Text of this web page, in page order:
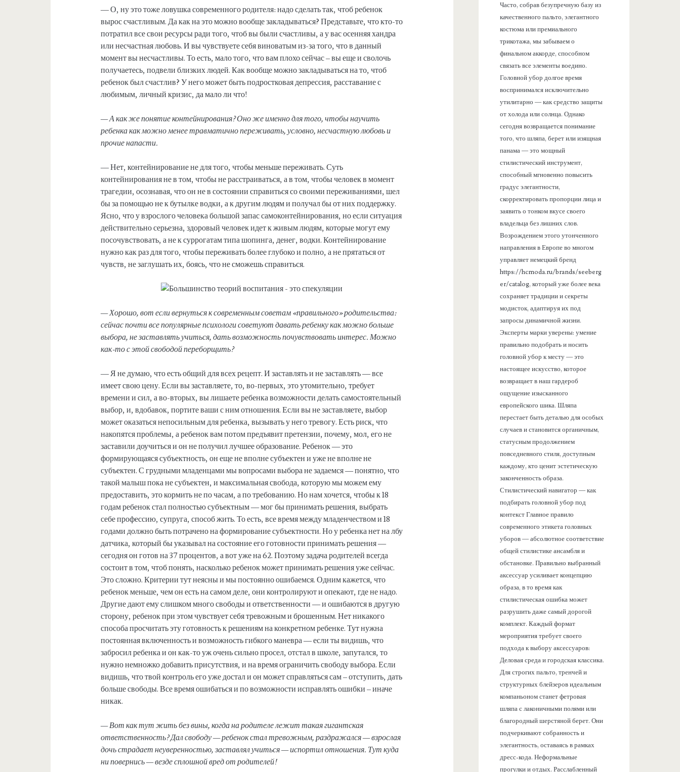
— О, ну это тоже ловушка современного родителя: надо сделать так, чтоб ребенок
вырос счастливым. Да как на это можно вообще закладываться? Представьте, что кто-то
потратил все свои ресурсы ради того, чтоб вы были счастливы, а у вас осенняя хандра
или несчастная любовь. И вы чувствуете себя виноватым из-за того, что в данный
момент вы несчастливы. То есть, мало того, что вам плохо сейчас – вы еще и сволочь
получаетесь, подвели близких людей. Как вообще можно закладываться на то, чтоб
ребенок был счастлив? У него может быть подростковая депрессия, расставание с
любимым, личный кризис, да мало ли что!
— А как же понятие контейнирования? Оно же именно для того, чтобы научить
ребенка как можно менее травматично переживать, условно, несчастную любовь и
прочие напасти.
— Нет, контейнирование не для того, чтобы меньше переживать. Суть
контейнирования не в том, чтобы не расстраиваться, а в том, чтобы человек в момент
трагедии, осознавая, что он не в состоянии справиться со своими переживаниями, шел
бы за помощью не к бутылке водки, а к другим людям и получал бы от них поддержку.
Ясно, что у взрослого человека большой запас самоконтейнирования, но если ситуация
действительно серьезна, здоровый человек идет к живым людям, которые могут ему
посочувствовать, а не к суррогатам типа шопинга, денег, водки. Контейнирование
нужно как раз для того, чтобы переживать более глубоко и полно, а не прятаться от
чувств, не заглушать их, боясь, что не сможешь справиться.
— Хорошо, вот если вернуться к современным советам «правильного» родительства:
сейчас почти все популярные психологи советуют давать ребенку как можно больше
выбора, не заставлять учиться, дать возможность почувствовать интерес. Можно
как-то с этой свободой переборщить?
— Я не думаю, что есть общий для всех рецепт. И заставлять и не заставлять — все
имеет свою цену. Если вы заставляете, то, во-первых, это утомительно, требует
времени и сил, а во-вторых, вы лишаете ребенка возможности делать самостоятельный
выбор, и, вдобавок, портите ваши с ним отношения. Если вы не заставляете, выбор
может оказаться непосильным для ребенка, вызывать у него тревогу. Есть риск, что
накопятся проблемы, а ребенок вам потом предъявит претензии, почему, мол, его не
заставили доучиться и он не получил лучшее образование. Ребенок — это
формирующаяся субъектность, он еще не вполне субъектен и уже не вполне не
субъектен. С грудными младенцами мы вопросами выбора не задаемся — понятно, что
такой малыш пока не субъектен, и максимальная свобода, которую мы можем ему
предоставить, это кормить не по часам, а по требованию. Но нам хочется, чтобы к 18
годам ребенок стал полностью субъектным — мог бы принимать решения, выбрать
себе профессию, супруга, способ жить. То есть, все время между младенчеством и 18
годами должно быть потрачено на формирование субъектности. Но у ребенка нет на лбу
датчика, который бы указывал на состояние его готовности принимать решения —
сегодня он готов на 37 процентов, а вот уже на 62. Поэтому задача родителей всегда
состоит в том, чтоб понять, насколько ребенок может принимать решения уже сейчас.
Это сложно. Критерии тут неясны и мы постоянно ошибаемся. Одним кажется, что
ребенок меньше, чем он есть на самом деле, они контролируют и опекают, где не надо.
Другие дают ему слишком много свободы и ответственности — и ошибаются в другую
сторону, ребенок при этом чувствует себя тревожным и брошенным. Нет никакого
способа просчитать эту готовность к решениям на конкретном ребенке. Тут нужна
постоянная включенность и возможность гибкого маневра — если ты видишь, что
забросил ребенка и он как-то уж очень сильно просел, отстал в школе, запутался, то
нужно немножко добавить присутствия, и на время ограничить свободу выбора. Если
видишь, что твой контроль его уже достал и он может справляться сам – отступить, дать
больше свободы. Все время ошибаться и по возможности исправлять ошибки – иначе
никак.
— Вот как тут жить без вины, когда на родителе лежит такая гигантская
ответственность? Дал свободу — ребенок стал тревожным, раздражался — взрослая
дочь страдает неуверенностью, заставлял учиться — испортил отношения. Тут куда
ни повернись — везде сплошной вред от родителей!
Часто, собрав безупречную базу из
качественного пальто, элегантного
костюма или премиального
трикотажа, мы забываем о
финальном аккорде, способном
связать все элементы воедино.
Головной убор долгое время
воспринимался исключительно
утилитарно — как средство защиты
от холода или солнца. Однако
сегодня возвращается понимание
того, что шляпа, берет или изящная
панама — это мощный
стилистический инструмент,
способный мгновенно повысить
градус элегантности,
скорректировать пропорции лица и
заявить о тонком вкусе своего
владельца без лишних слов.
Возрождением этого утонченного
направления в Европе во многом
управляет немецкий бренд
https://hcmoda.ru/brands/seeberg
er/catalog, который уже более века
сохраняет традиции и секреты
модисток, адаптируя их под
запросы динамичной жизни.
Эксперты марки уверены: умение
правильно подобрать и носить
головной убор к месту — это
настоящее искусство, которое
возвращает в наш гардероб
ощущение изысканного
европейского шика. Шляпа
перестает быть деталью для особых
случаев и становится органичным,
статусным продолжением
повседневного стиля, доступным
каждому, кто ценит эстетическую
законченность образа.
Стилистический навигатор — как
подбирать головной убор под
контекст Главное правило
современного этикета головных
уборов — абсолютное соответствие
общей стилистике ансамбля и
обстановке. Правильно выбранный
аксессуар усиливает концепцию
образа, в то время как
стилистическая ошибка может
разрушить даже самый дорогой
комплект. Каждый формат
мероприятия требует своего
подхода к выбору аксессуаров:
Деловая среда и городская классика.
Для строгих пальто, тренчей и
структурных блейзеров идеальным
компаньоном станет фетровая
шляпа с лаконичными полями или
благородный шерстяной берет. Они
подчеркивают собранность и
элегантность, оставаясь в рамках
дресс-кода. Неформальные
прогулки и отдых. Расслабленный